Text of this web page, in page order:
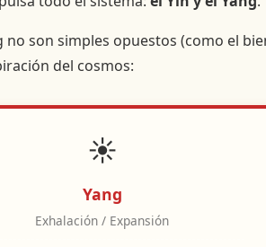
no son simples opuestos (como el
del cosmos:
☀️
Yang
Exhalación / Expansión